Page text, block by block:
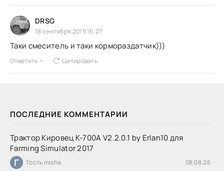
ПОСЛЕДНИЕ КОММЕНТАРИИ
Трактор Кировец К-700А V2.2.0.1 by Erlan10 для
Farming Simulator 2017
Г Гость misha 08.08.26
DRSG
18 сентября 2019 16:27
Таки смеситель и таки кормораздатчик)))
Ответить Цитировать